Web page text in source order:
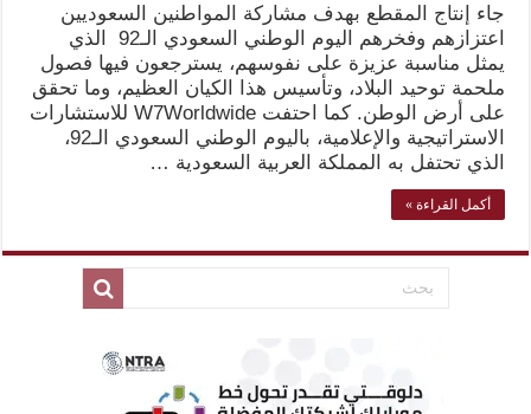
جاء إنتاج المقطع بهدف مشاركة المواطنين السعوديين
اعتزازهم وفخرهم اليوم الوطني السعودي الـ92 الذي
يمثل مناسبة عزيزة على نفوسهم، يسترجعون فيها فصول
ملحمة توحيد البلاد، وتأسيس هذا الكيان العظيم، وما تحقق
على أرض الوطن. كما احتفت W7Worldwide للاستشارات
الاستراتيجية والإعلامية، باليوم الوطني السعودي الـ92،
الذي تحتفل به المملكة العربية السعودية …
أكمل القراءة »